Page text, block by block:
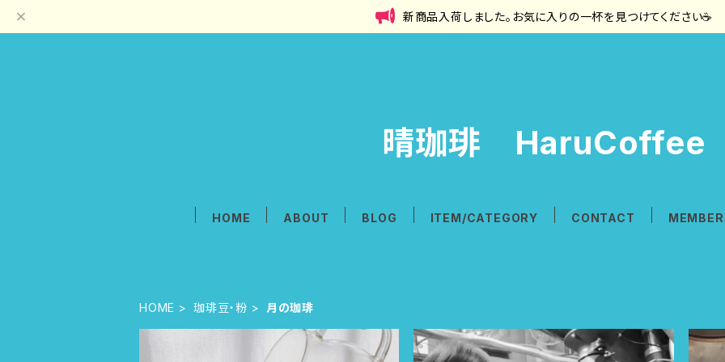
新商品入荷しました。お気に入りの一杯を見つけてください☕
晴珈琲 HaruCoffee
HOME ABOUT BLOG ITEM/CATEGORY CONTACT
HOME 珈琲豆・粉 月の珈琲